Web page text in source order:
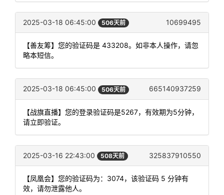
2025-03-18 06:45:00 506天前 10699495
【善友筹】您的验证码是 433208。如非本人操作，请忽
略本短信。
2025-03-18 06:45:00 506天前 665140937259
【战旗直播】您的登录验证码是5267，有效期为5分钟，
请立即验证。
2025-03-16 22:43:00 508天前 325837910550
【凤凰会】您的验证码为：3074，该验证码 5 分钟有
效，请勿泄露他人。